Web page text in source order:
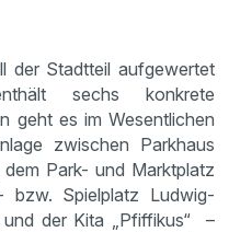
der Stadtteil aufgewertet
sechs konkrete
geht es im Wesentlichen
zwischen Parkhaus
dem Park- und Marktplatz
bzw. Spielplatz Ludwig-
der Kita „Pfiffikus“ –